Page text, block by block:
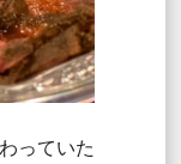
っていた